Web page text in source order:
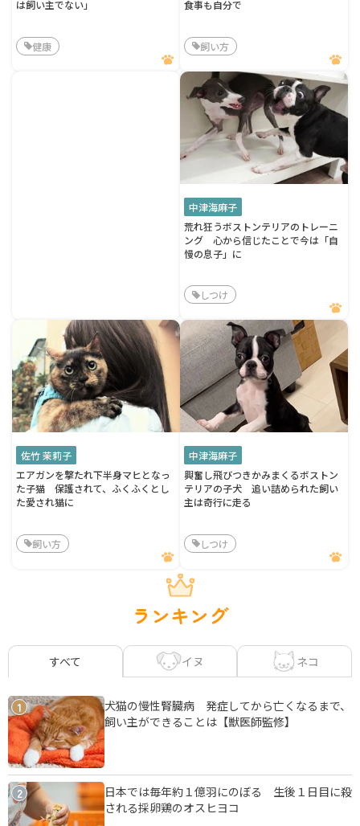
は飼い主でない」
健康
食事も自分で
飼い方
中津海麻子
荒れ狂うボストンテリアのトレーニ
ング 心から信じたことで今は「自
慢の息子」に
しつけ
佐竹 茉莉子
エアガンを撃たれ下半身マヒとなっ
た子猫 保護されて、ふくふくとし
た愛され猫に
飼い方
中津海麻子
興奮し飛びつきかみまくるボストン
テリアの子犬 追い詰められた飼い
主は奇行に走る
しつけ
ランキング
すべて イヌ ネコ
1
犬猫の慢性腎臓病 発症してから亡くなるまで、
飼い主ができることは【獣医師監修】
2
日本では毎年約１億羽にのぼる 生後１日目に殺
される採卵鶏のオスヒヨコ